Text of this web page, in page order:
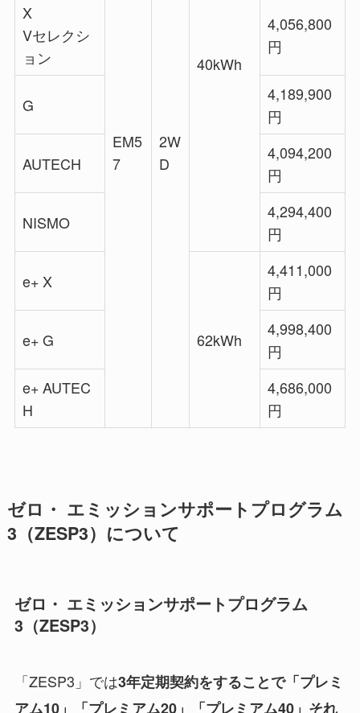
EM5
7
2W
D
40kWh
X
Vセレクシ
ョン
4,056,800
円
G
4,189,900
円
AUTECH
4,094,200
円
NISMO
4,294,400
円
e+ X
62kWh
4,411,000
円
e+ G
4,998,400
円
e+ AUTEC
H
4,686,000
円
ゼロ・ エミッションサポートプログラム
3（ZESP3）について
ゼロ・ エミッションサポートプログラム
3（ZESP3）
「ZESP3」では3年定期契約をすることで「プレミ
アム10」「プレミアム20」「プレミアム40」それ